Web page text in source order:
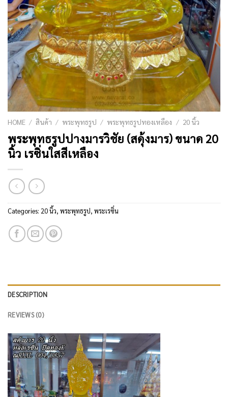
HOME / สินค้า / พระพุทธรูป / พระพุทธรูปทองเหลือง / 20 นิ้ว
พระพุทธรูปปางมารวิชัย (สดุ้งมาร) ขนาด 20
นิ้ว เรซิ่นใสสีเหลือง
Categories: 20 นิ้ว, พระพุทธรูป, พระเรซิ่น
DESCRIPTION
REVIEWS (0)